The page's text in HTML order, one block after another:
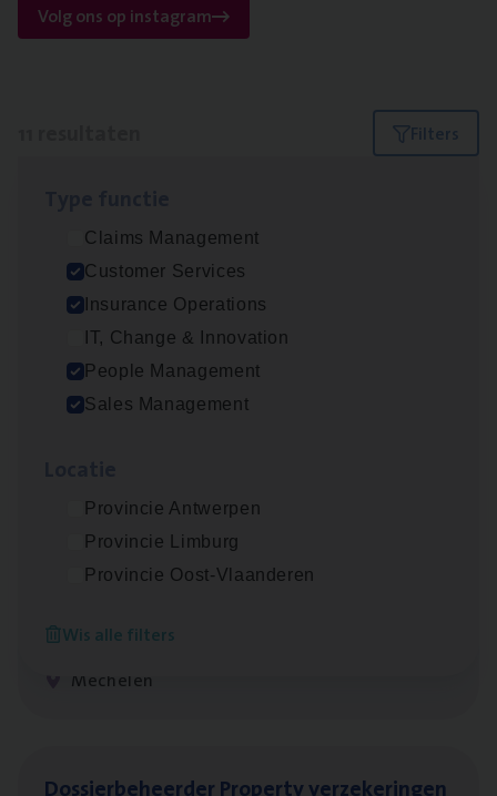
Volg ons op instagram
Filters
Claims Management
Customer Services
Insurance Operations
IT, Change & Innovation
People Management
Sales Management
Provincie Antwerpen
Provincie Limburg
Provincie Oost-Vlaanderen
Wis alle filters
Insu­ran­ce Bro­ker Trans­port
Antwerpen
Dos­sier­be­heer­der Gewaar­borgd Inkomen
Dos­sier­be­heer­der Onder­ne­min­gen Van­b­
Insurance Operations
Mechelen
Dos­sier­be­heer­der Pro­per­ty verzekeringen